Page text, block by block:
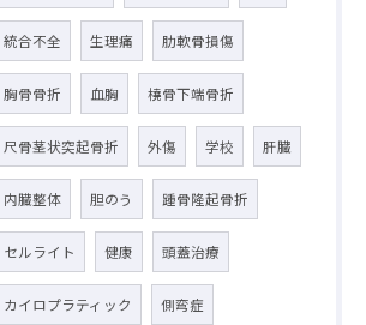
統合不全 生理痛 肋軟骨損傷
胸骨骨折 血胸 橈骨下端骨折
尺骨茎状突起骨折 外傷 学校 肝臓
内臓整体 胆のう 踵骨隆起骨折
セルライト 健康 頭蓋治療
カイロプラティック 側弯症